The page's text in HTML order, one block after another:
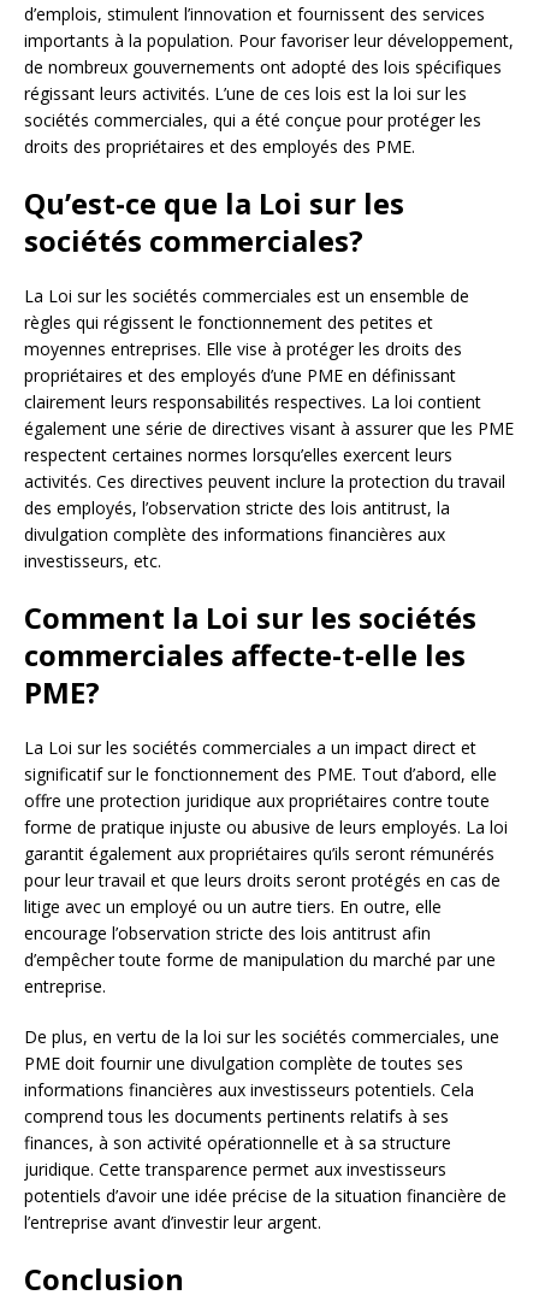
d’emplois, stimulent l’innovation et fournissent des services
importants à la population. Pour favoriser leur développement,
de nombreux gouvernements ont adopté des lois spécifiques
régissant leurs activités. L’une de ces lois est la loi sur les
sociétés commerciales, qui a été conçue pour protéger les
droits des propriétaires et des employés des PME.
Qu’est-ce que la Loi sur les
sociétés commerciales?
La Loi sur les sociétés commerciales est un ensemble de
règles qui régissent le fonctionnement des petites et
moyennes entreprises. Elle vise à protéger les droits des
propriétaires et des employés d’une PME en définissant
clairement leurs responsabilités respectives. La loi contient
également une série de directives visant à assurer que les PME
respectent certaines normes lorsqu’elles exercent leurs
activités. Ces directives peuvent inclure la protection du travail
des employés, l’observation stricte des lois antitrust, la
divulgation complète des informations financières aux
investisseurs, etc.
Comment la Loi sur les sociétés
commerciales affecte-t-elle les
PME?
La Loi sur les sociétés commerciales a un impact direct et
significatif sur le fonctionnement des PME. Tout d’abord, elle
offre une protection juridique aux propriétaires contre toute
forme de pratique injuste ou abusive de leurs employés. La loi
garantit également aux propriétaires qu’ils seront rémunérés
pour leur travail et que leurs droits seront protégés en cas de
litige avec un employé ou un autre tiers. En outre, elle
encourage l’observation stricte des lois antitrust afin
d’empêcher toute forme de manipulation du marché par une
entreprise.
De plus, en vertu de la loi sur les sociétés commerciales, une
PME doit fournir une divulgation complète de toutes ses
informations financières aux investisseurs potentiels. Cela
comprend tous les documents pertinents relatifs à ses
finances, à son activité opérationnelle et à sa structure
juridique. Cette transparence permet aux investisseurs
potentiels d’avoir une idée précise de la situation financière de
l’entreprise avant d’investir leur argent.
Conclusion